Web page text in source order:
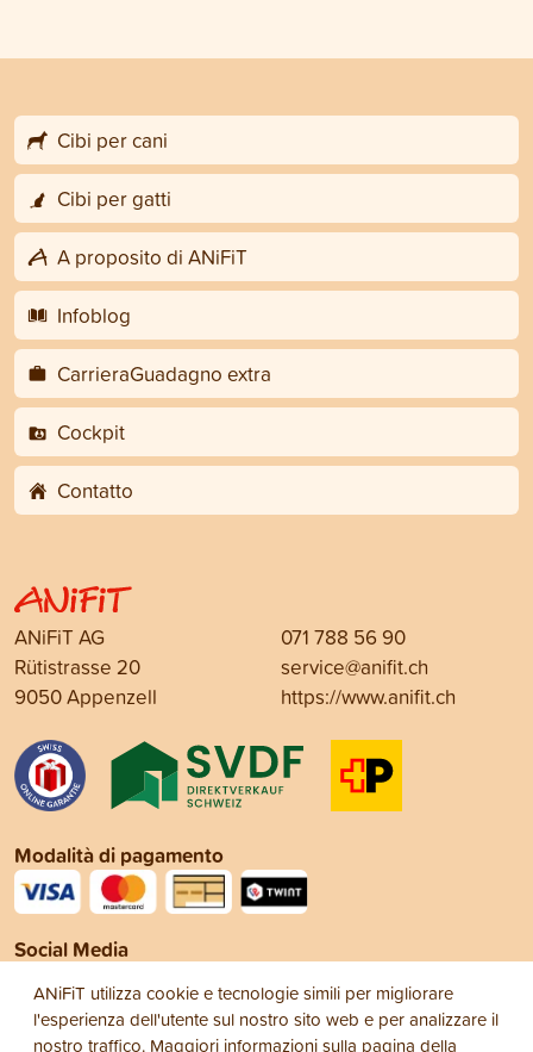
Cibi per cani
Cibi per gatti
A proposito di ANiFiT
Infoblog
CarrieraGuadagno extra
Cockpit
Contatto
ANiFiT AG
Rütistrasse 20
9050 Appenzell
071 788 56 90
service@anifit.ch
https://www.anifit.ch
Modalità di pagamento
Social Media
ANiFiT utilizza cookie e tecnologie simili per migliorare
l'esperienza dell'utente sul nostro sito web e per analizzare il
nostro traffico. Maggiori informazioni sulla pagina della